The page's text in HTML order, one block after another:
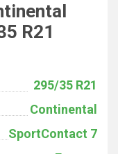
R21
295/35 R21
Continental
SportContact 7